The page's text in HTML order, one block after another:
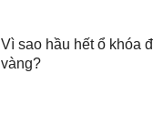
Vì sao hầu hết ổ khóa
vàng?